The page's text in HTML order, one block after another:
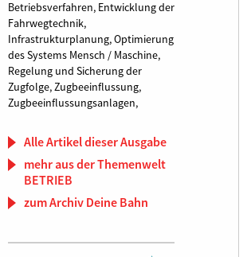
Betriebsverfahren, Entwicklung der
Fahrwegtechnik,
Infrastrukturplanung,Optimierung
des Systems Mensch / Maschine,
Regelung und Sicherung der
Zugfolge,Zugbeeinflussung,
Zugbeeinflussungsanlagen,
Alle Artikel dieser Ausgabe
mehr aus der Themenwelt
BETRIEB
zum Archiv Deine Bahn